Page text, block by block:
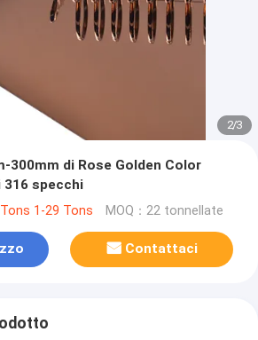
2/3
300mm di Rose Golden Color
specchi
1-29 Tons MOQ：22 tonnellate
Contattaci